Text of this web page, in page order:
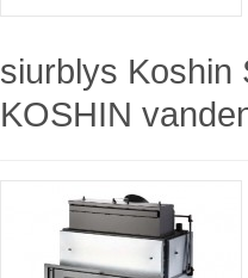
siurblys Koshin
KOSHIN